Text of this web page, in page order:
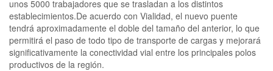
unos 5000 trabajadores que se trasladan a los distintos
establecimientos.De acuerdo con Vialidad, el nuevo puente
tendrá aproximadamente el doble del tamaño del anterior, lo que
permitirá el paso de todo tipo de transporte de cargas y mejorará
significativamente la conectividad vial entre los principales polos
productivos de la región.